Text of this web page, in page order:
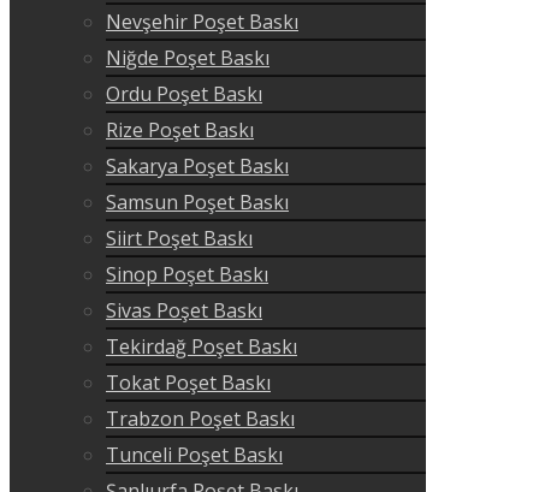
Nevşehir Poşet Baskı
Niğde Poşet Baskı
Ordu Poşet Baskı
Rize Poşet Baskı
Sakarya Poşet Baskı
Samsun Poşet Baskı
Siirt Poşet Baskı
Sinop Poşet Baskı
Sivas Poşet Baskı
Tekirdağ Poşet Baskı
Tokat Poşet Baskı
Trabzon Poşet Baskı
Tunceli Poşet Baskı